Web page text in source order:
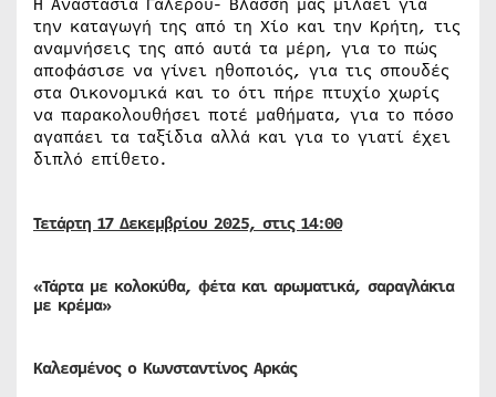
την καταγωγή της από τη Χίο και την Κρήτη, τις
αναμνήσεις της από αυτά τα μέρη, για το πώς
αποφάσισε να γίνει ηθοποιός, για τις σπουδές
στα Οικονομικά και το ότι πήρε πτυχίο χωρίς
να παρακολουθήσει ποτέ μαθήματα, για το πόσο
αγαπάει τα ταξίδια αλλά και για το γιατί έχει
διπλό επίθετο.
Τετάρτη 17 Δεκεμβρίου 2025, στις 14:00
«Τάρτα με κολοκύθα, φέτα και αρωματικά, σαραγλάκια
με κρέμα»
Καλεσμένος ο Κωνσταντίνος Αρκάς